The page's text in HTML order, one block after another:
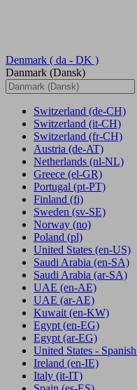
Denmark ( da - DK )
Danmark (Dansk)
Switzerland (de-CH)
Switzerland (it-CH)
Switzerland (fr-CH)
Austria (de-AT)
Netherlands (nl-NL)
Greece (el-GR)
Portugal (pt-PT)
Finland (fi)
Sweden (sv-SE)
Norway (no)
Poland (pl)
United States (en-US)
Saudi Arabia (en-SA)
Saudi Arabia (ar-SA)
UAE (en-AE)
UAE (ar-AE)
Kuwait (en-KW)
Egypt (en-EG)
Egypt(ar-EG)
United States - Spanish
Ireland (en-IE)
Italy (it-IT)